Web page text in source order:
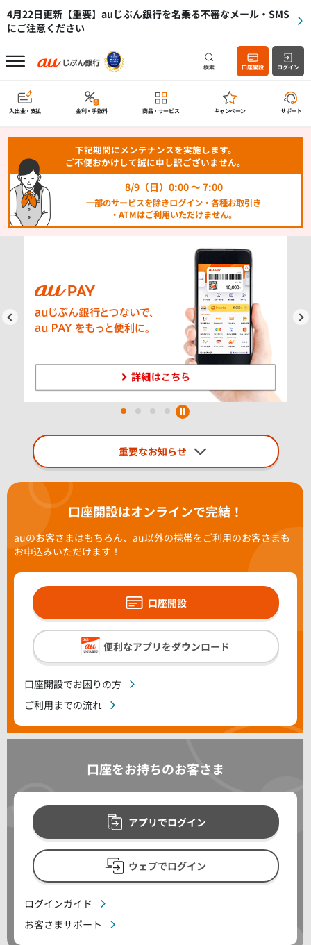
4月22日更新【重要】auじぶん銀行を名乗る不審なメール・SMS
にご注意ください
検索 口座開設 ログイン
入出金・支払 金利・手数料 商品・サービス キャンペーン サポート
下記期間にメンテナンスを実施します。
ご不便おかけして誠に申し訳ございません。
8/9（日）0:00 ～ 7:00
一部のサービスを除きログイン・各種お取引き
・ATMはご利用いただけません。
1 2 3 4
重要なお知らせ
口座開設はオンラインで完結！
auのお客さまはもちろん、au以外の携帯をご利用のお客さまも
お申込みいただけます！
口座開設
便利なアプリをダウンロード
口座開設でお困りの方
ご利用までの流れ
口座をお持ちのお客さま
アプリでログイン
ウェブでログイン
ログインガイド
お客さまサポート